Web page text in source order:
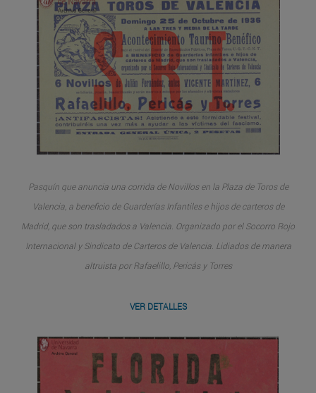
Pasquín que anuncia una corrida de Novillos en la Plaza de Toros de
Valencia, a beneficio de Guarderías Infantiles e hijos de carteros de
Madrid, que son trasladados a Valencia. Organizado por el Socorro Rojo
Internacional y Sindicato de Carteros de Valencia. Lidiados de manera
altruista por Rafaelillo, Pericás y Torres
VER DETALLES